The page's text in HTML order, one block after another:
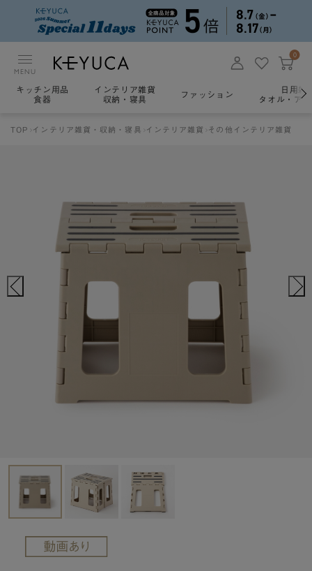
MENU
0
キッチン用品
食器
インテリア雑貨
収納・寝具
ファッション
日用雑
タオル・ア
TOP インテリア雑貨・収納・寝具 インテリア雑貨 その他インテリア雑貨